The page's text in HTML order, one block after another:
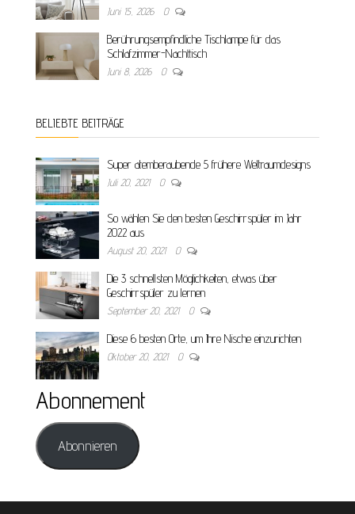
Juni 15, 2026 0
Berührungsempfindliche Tischlampe für das
Schlafzimmer-Nachttisch
Juni 8, 2026 0
BELIEBTE BEITRÄGE
Super atemberaubende 5 frühere Weltraumdesigns
Juli 20, 2021 0
So wählen Sie den besten Geschirrspüler im Jahr
2022 aus
August 20, 2021 0
Die 3 schnellsten Möglichkeiten, etwas über
Geschirrspüler zu lernen
September 20, 2021 0
Diese 6 besten Orte, um Ihre Nische einzurichten
Oktober 20, 2021 0
Abonnement
Abonnieren